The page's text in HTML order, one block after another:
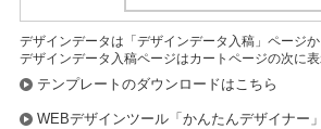
デザインデータは「デザインデータ入稿」ページか
デザインデータ入稿ページはカートページの次に表
テンプレートのダウンロードはこちら
WEBデザインツール「かんたんデザイナー